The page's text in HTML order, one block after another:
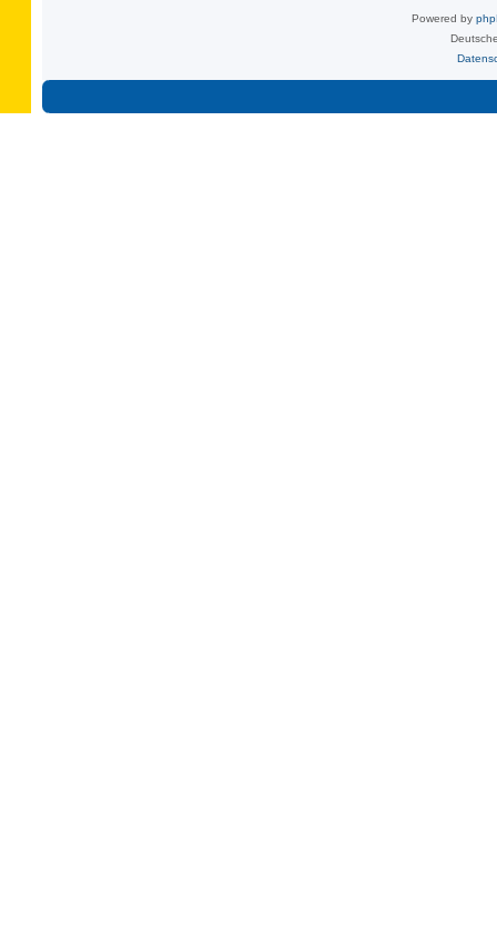
Powered by